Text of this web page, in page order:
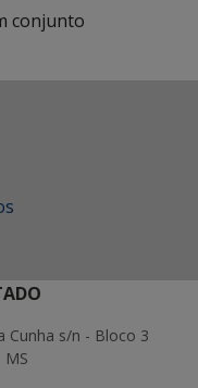
conjunto
Cunha s/n - Bloco 3